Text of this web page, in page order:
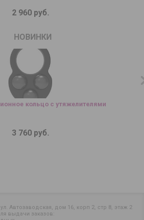
2 960 руб.
НОВИНКИ
кольцо с утяжелителями
3 760 руб.
Автозаводская, дом 16, корп 2, стр 8, этаж 2
выдачи заказов: